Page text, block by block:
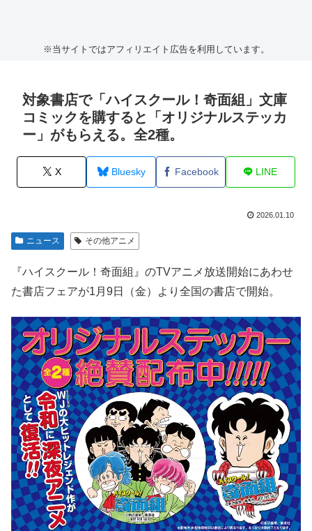
※当サイトではアフィリエイト広告を利用しています。
対象書店で「ハイスクール！奇面組」文庫
コミックを購すると「オリジナルステッカ
ー」がもらえる。全2種。
X Bluesky Facebook LINE
2026.01.10
ニュース その他アニメ
『ハイスクール！奇面組』のTVアニメ放送開始にあわせ
た書店フェアが1月9日（金）より全国の書店で開始。